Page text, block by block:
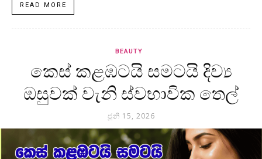
READ MORE
BEAUTY
කෙස් කළඹටයි සමටයි දිව්‍ය
ඔසුවක් වැනි ස්වභාවික තෙල්
ජූනි 15, 2026